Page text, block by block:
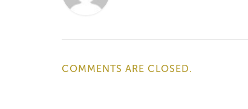
COMMENTS ARE CLOSED.